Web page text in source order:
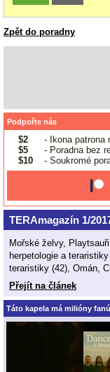
Zpět do poradny
Podpořte nás
$2
- Ikona patrona
$5
- Poradna bez
$10
- Soukromé
TERAmagazín 1/
Mořské želvy,
herpetologie a
teraristiky (42), Omán,
Přejít na článek
Táto kapela má milióny